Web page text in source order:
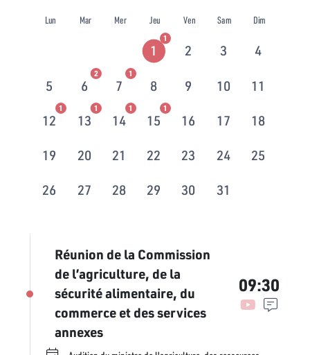
Lun Mar Mer Jeu Ven Sam Dim
1
1
2 3 4
5 6
2
7
1
8 9 10 11
12
1
13
1
14
1
15
1
16 17 18
19 20 21 22 23 24 25
26 27 28 29 30 31
Réunion de la Commission
de l’agriculture, de la
sécurité alimentaire, du
commerce et des services
annexes
09:30